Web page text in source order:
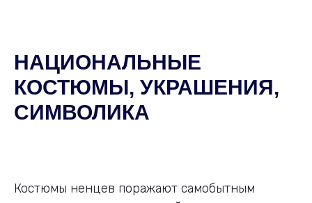
НАЦИОНАЛЬНЫЕ
КОСТЮМЫ, УКРАШЕНИЯ,
СИМВОЛИКА
Костюмы ненцев поражают самобытным